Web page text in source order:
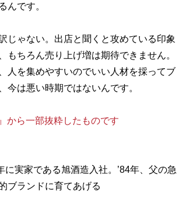
んです。
じゃない。出店と聞くと攻めている印象
ちろん売り上げ増は期待できません。
人を集めやすいのでいい人材を採ってブ
は悪い時期ではないんです。
から一部抜粋したものです
実家である旭酒造入社。’84年、父の急
ブランドに育てあげる